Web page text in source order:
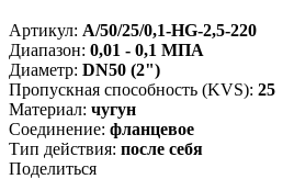
Артикул: A/50/25/0,1-HG-2,5-220
Диапазон: 0,01 - 0,1 МПА
Диаметр: DN50 (2")
Пропускная способность (KVS): 25
Материал: чугун
Соединение: фланцевое
Тип действия: после себя
Поделиться